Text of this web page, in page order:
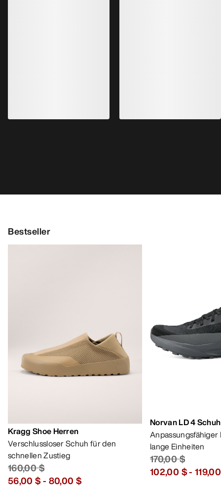
Bestseller
Kragg Shoe Herren
Verschlussloser Schuh für den
schnellen Zustieg
160,00 $
56,00 $- 80,00 $
Norvan LD 4
lange Einheiten
170,00 $
102,00 $-